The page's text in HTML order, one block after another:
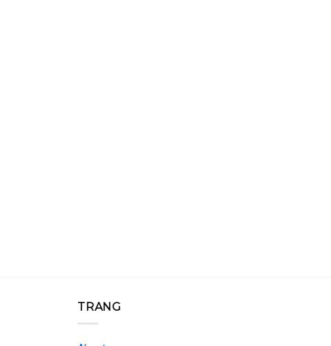
TRANG